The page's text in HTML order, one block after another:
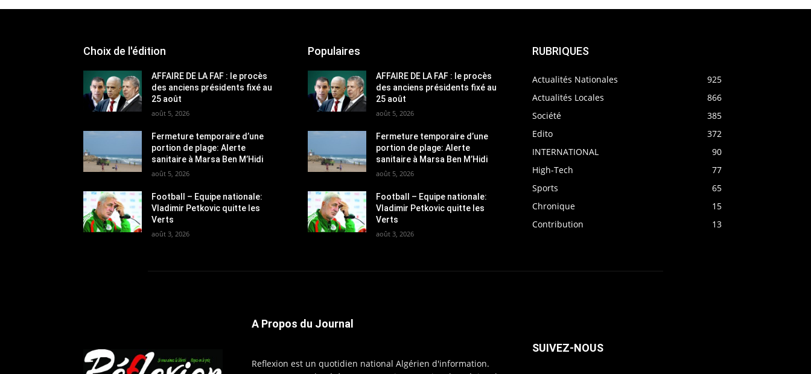
Choix de l'édition
AFFAIRE DE LA FAF : le procès
des anciens présidents fixé au
25 août
août 5, 2026
Fermeture temporaire d’une
portion de plage: Alerte
sanitaire à Marsa Ben M’Hidi
août 5, 2026
Football – Equipe nationale:
Vladimir Petkovic quitte les
Verts
août 3, 2026
Populaires
AFFAIRE DE LA FAF : le procès
des anciens présidents fixé au
25 août
août 5, 2026
Fermeture temporaire d’une
portion de plage: Alerte
sanitaire à Marsa Ben M’Hidi
août 5, 2026
Football – Equipe nationale:
Vladimir Petkovic quitte les
Verts
août 3, 2026
RUBRIQUES
Actualités Nationales
925
Actualités Locales
866
Société
385
Edito
372
INTERNATIONAL
90
High-Tech
77
Sports
65
Chronique
15
Contribution
13
A Propos du Journal
Reflexion est un quotidien national Algérien d'information.
SUIVEZ-NOUS